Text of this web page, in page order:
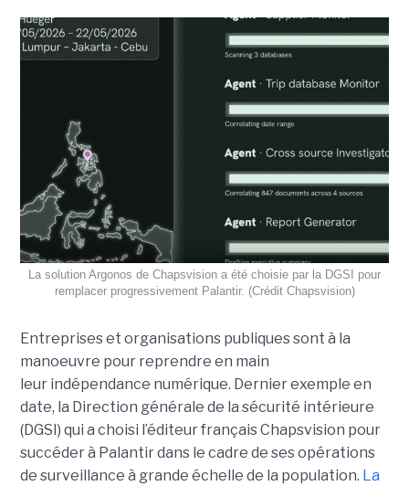
La solution Argonos de Chapsvision a été choisie par la DGSI pour
remplacer progressivement Palantir. (Crédit Chapsvision)
Entreprises et organisations publiques sont à la
manoeuvre pour reprendre en main
leur indépendance numérique. Dernier exemple en
date, la Direction générale de la sécurité intérieure
(DGSI) qui a choisi l’éditeur français Chapsvision pour
succéder à Palantir dans le cadre de ses opérations
de surveillance à grande échelle de la population. La